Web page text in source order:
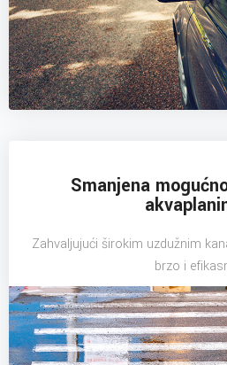
Smanjena
Zahvaljujući širokim uzdužnim
brzo i